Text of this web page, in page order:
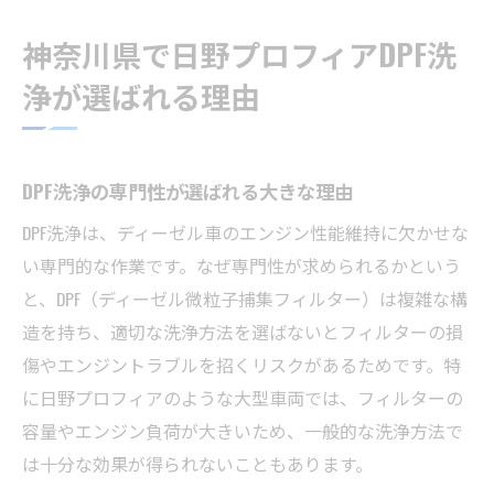
DPF洗浄が日野プロフィアにもたらす効果とは
DPF洗浄によるエンジンパワー回復の実感
DPF洗浄で排気トラブルを未然に防ぐ秘訣
DPF洗浄が車両寿命延長にどう繋がるか解説
日野プロフィアの走りを支えるDPF洗浄の重要性
DPF洗浄が日野プロフィアの性能維持に不可
欠
DPF洗浄の有無で変わる走行安定性の違い
車両トラブルを防ぐDPF洗浄の基本知識
DPF洗浄とエンジン内部浄化の深い関係
神奈川県で日野プロフィアDPF洗
浄が選ばれる理由
DPF洗浄の専門性が選ばれる大きな理由
DPF洗浄は、ディーゼル車のエンジン性能維持に欠かせな
い専門的な作業です。なぜ専門性が求められるかという
と、DPF（ディーゼル微粒子捕集フィルター）は複雑な構
造を持ち、適切な洗浄方法を選ばないとフィルターの損
傷やエンジントラブルを招くリスクがあるためです。特
に日野プロフィアのような大型車両では、フィルターの
容量やエンジン負荷が大きいため、一般的な洗浄方法で
は十分な効果が得られないこともあります。